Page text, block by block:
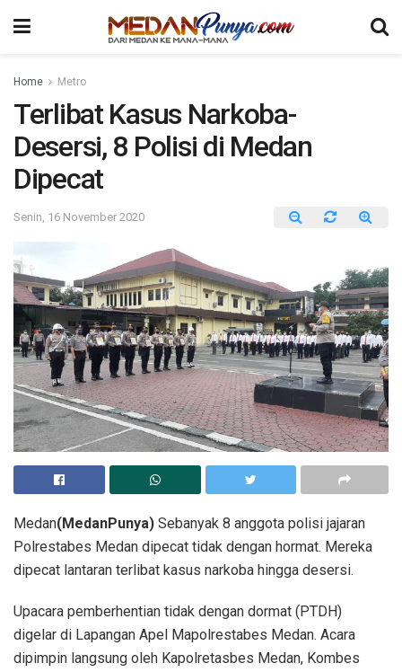
Home Metro
Terlibat Kasus Narkoba-
Desersi, 8 Polisi di Medan
Dipecat
Senin, 16 November 2020
Medan(MedanPunya) Sebanyak 8 anggota polisi jajaran
Polrestabes Medan dipecat tidak dengan hormat. Mereka
dipecat lantaran terlibat kasus narkoba hingga desersi.
Upacara pemberhentian tidak dengan dormat (PTDH)
digelar di Lapangan Apel Mapolrestabes Medan. Acara
dipimpin langsung oleh Kapolretasbes Medan, Kombes